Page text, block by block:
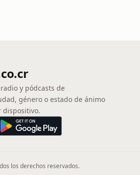
y pódcasts de
género o estado de ánimo
los derechos reservados.